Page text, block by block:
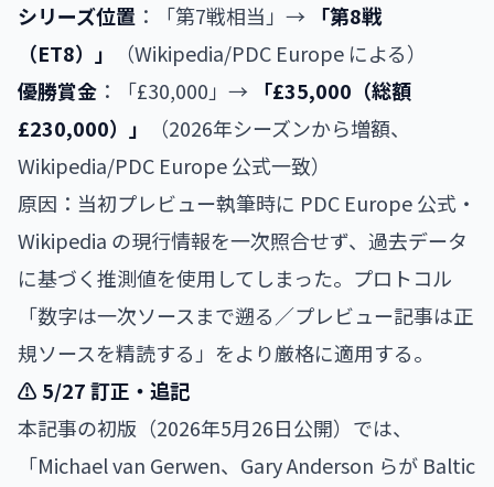
シリーズ位置 ：「第7戦相当」→
「第8戦
（ET8）」
（Wikipedia/PDC Europe による）
優勝賞金 ：「£30,000」→
「£35,000（総額
£230,000）」
（2026年シーズンから増額、
Wikipedia/PDC Europe 公式一致）
原因：当初プレビュー執筆時に PDC Europe 公式・
Wikipedia の現行情報を一次照合せず、過去データ
に基づく推測値を使用してしまった。プロトコル
「数字は一次ソースまで遡る／プレビュー記事は正
規ソースを精読する」をより厳格に適用する。
⚠️ 5/27 訂正・追記
本記事の初版（2026年5月26日公開）では、
「Michael van Gerwen、Gary Anderson らが Baltic